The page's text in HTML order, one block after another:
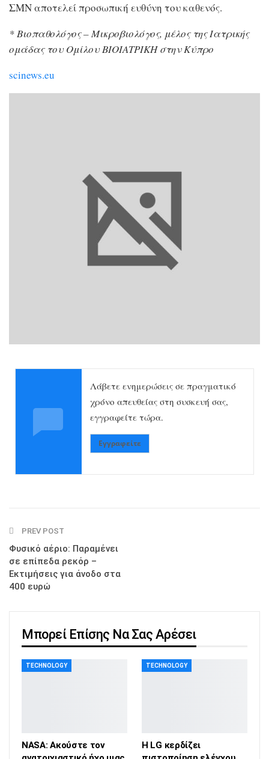
ΣΜΝ αποτελεί προσωπική ευθύνη του καθενός.
* Βιοπαθολόγος – Μικροβιολόγος, μέλος της Ιατρικής
ομάδας του Ομίλου ΒΙΟΙΑΤΡΙΚΗ στην Κύπρο
scinews.eu
Λάβετε ενημερώσεις σε πραγματικό
χρόνο απευθείας στη συσκευή σας,
εγγραφείτε τώρα.
Εγγραφείτε
PREV POST
Φυσικό αέριο: Παραμένει
σε επίπεδα ρεκόρ –
Εκτιμήσεις για άνοδο στα
400 ευρώ
Μπορεί Επίσης Να Σας Αρέσει
TECHNOLOGY
NASA: Ακούστε τον
TECHNOLOGY
Η LG κερδίζει